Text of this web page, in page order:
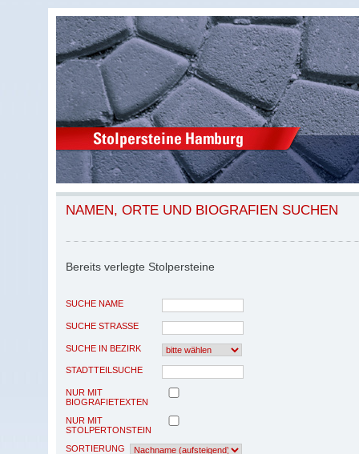
NAMEN, ORTE UND BIOGRAFIEN SUCHEN
Bereits verlegte Stolpersteine
SUCHE NAME
SUCHE STRASSE
SUCHE IN BEZIRK
STADTTEILSUCHE
NUR MIT
BIOGRAFIETEXTEN
NUR MIT
STOLPERTONSTEIN
SORTIERUNG